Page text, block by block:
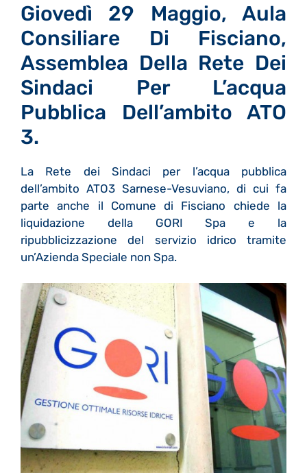
Giovedì 29 Maggio, Aula
Consiliare Di Fisciano,
Assemblea Della Rete Dei
Sindaci Per L’acqua
Pubblica Dell’ambito ATO
3.
La Rete dei Sindaci per l’acqua pubblica
dell’ambito ATO3 Sarnese-Vesuviano, di cui fa
parte anche il Comune di Fisciano chiede la
liquidazione della GORI Spa e la
ripubblicizzazione del servizio idrico tramite
un’Azienda Speciale non Spa.